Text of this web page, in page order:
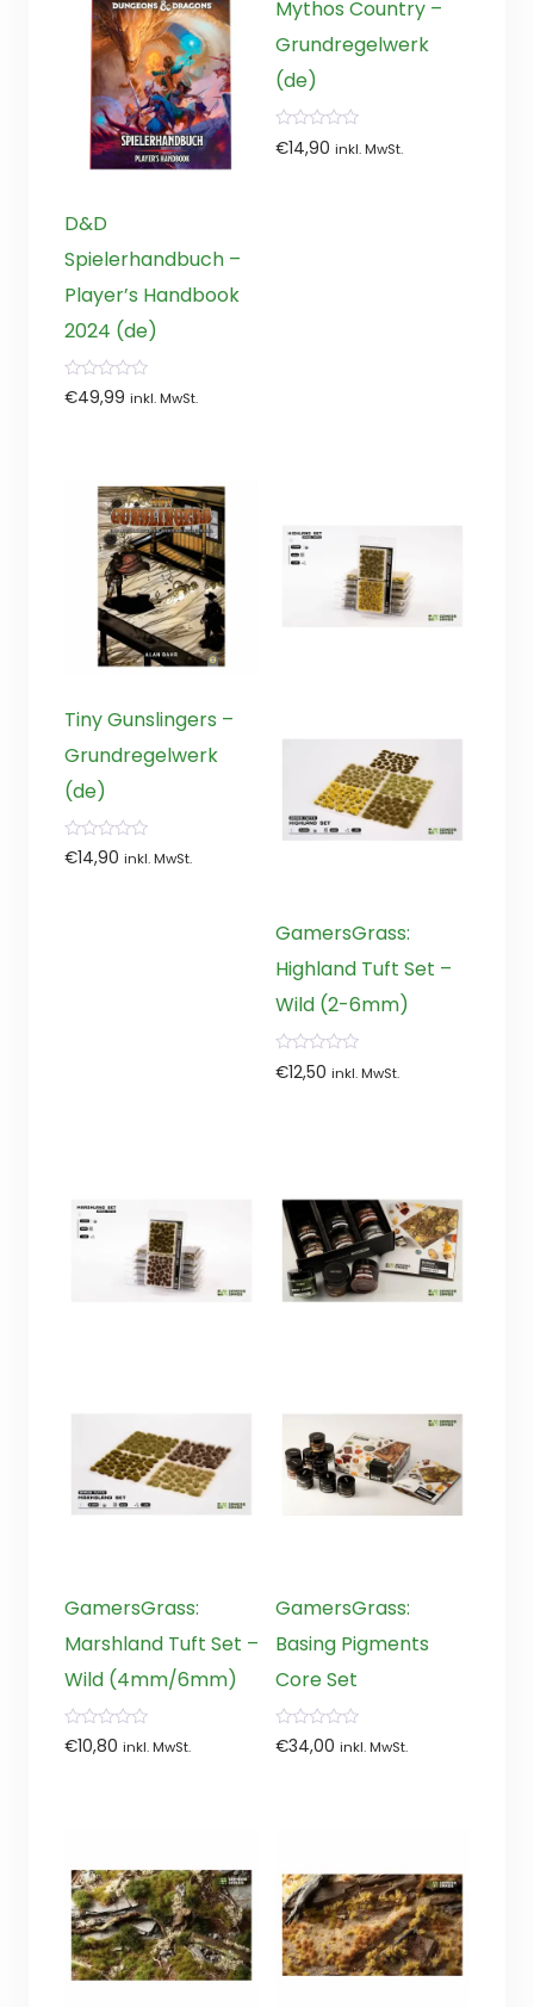
D&D
Spielerhandbuch –
Player’s Handbook
2024 (de)
0
von
€49,99 inkl. MwSt.
Mythos Country –
Grundregelwerk
(de)
0
von
€14,90 inkl. MwSt.
Tiny Gunslingers –
Grundregelwerk
(de)
0
von
€14,90 inkl. MwSt.
GamersGrass:
Highland Tuft Set –
Wild (2-6mm)
0
von
€12,50 inkl. MwSt.
GamersGrass:
Marshland Tuft Set –
Wild (4mm/6mm)
0
von
€10,80 inkl. MwSt.
GamersGrass:
Basing Pigments
Core Set
0
von
€34,00 inkl. MwSt.